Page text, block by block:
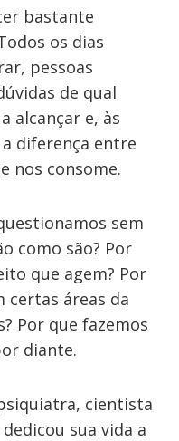
bastante
os dias
pessoas
de qual
alcançar e, às
diferença entre
nos consome.
sem
como são? Por
que agem? Por
certas áreas da
Por que fazemos
diante.
cientista
sua vida a